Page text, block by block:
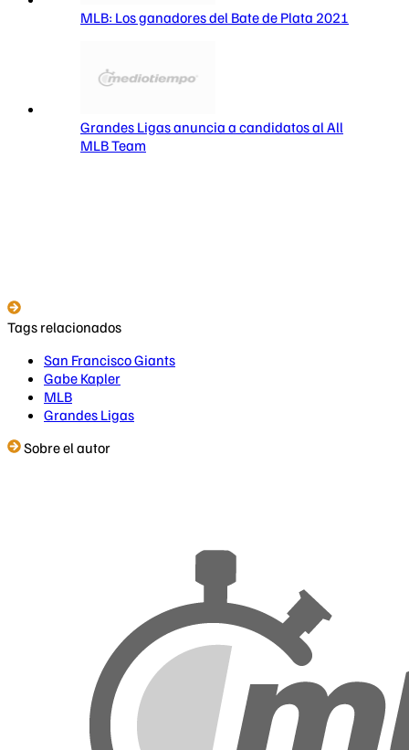
MLB: Los ganadores del Bate de Plata 2021
Grandes Ligas anuncia a candidatos al All
MLB Team
Tags relacionados
San Francisco Giants
Gabe Kapler
MLB
Grandes Ligas
Sobre el autor